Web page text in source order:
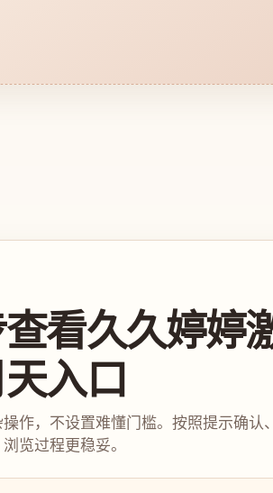
看久久婷婷
入口
作，不设置难懂门槛。按照提示确认
览过程更稳妥。